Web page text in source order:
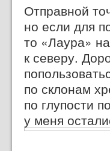
Отправной
но если для
то «Лаура»
к северу.
по склонам
по глупости
у меня